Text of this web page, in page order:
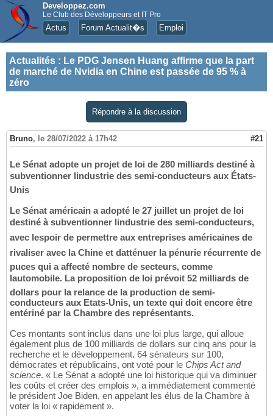
Developpez.com
Le Club des Développeurs et IT Pro
Actus Forum Actualit�s Emploi
Actualités : Le PDG Jensen Huang affirme que la part
de marché de Nvidia en Chine est passée de 95 % à
zéro
Répondre à la discussion
Bruno, le 28/07/2022 à 17h42 #21
Le Sénat adopte un projet de loi de 280 milliards destiné à
subventionner lindustrie des semi-conducteurs aux États-
Unis
Le Sénat américain a adopté le 27 juillet un projet de loi
destiné à subventionner lindustrie des semi-conducteurs,
avec lespoir de permettre aux entreprises américaines de
rivaliser avec la Chine et datténuer la pénurie récurrente de
puces qui a affecté nombre de secteurs, comme
lautomobile. La proposition de loi prévoit 52 milliards de
dollars pour la relance de la production de semi-
conducteurs aux Etats-Unis, un texte qui doit encore être
entériné par la Chambre des représentants.
Ces montants sont inclus dans une loi plus large, qui alloue
également plus de 100 milliards de dollars sur cinq ans pour la
recherche et le développement. 64 sénateurs sur 100,
démocrates et républicains, ont voté pour le Chips Act and
science. « Le Sénat a adopté une loi historique qui va diminuer
les coûts et créer des emplois », a immédiatement commenté
le président Joe Biden, en appelant les élus de la Chambre à
voter la loi « rapidement ».